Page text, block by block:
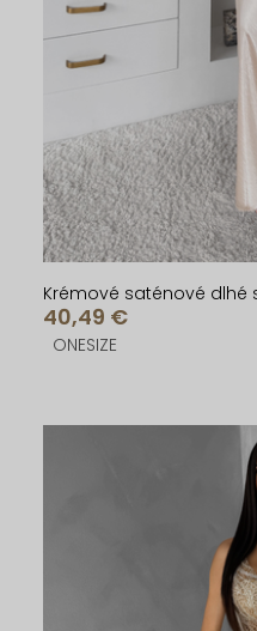
d
t
o
v
d
t
o
v
Krémové saténové dlhé
40,49 €
ONESIZE